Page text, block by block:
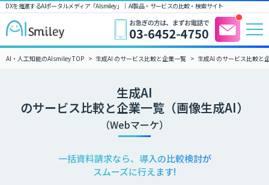
DXを推進するAIポータルメディア「AIsmiley」｜ AI製品・サービスの比較・検索サイト
AI・人工知能のAIsmiley TOP 生成AI のサービス比較と企業一覧 生成AI のサービス比較と
生成AI
のサービス比較と企業一覧（画像生成AI）
（Webマーケ）
一括資料請求なら、導入の比較検討が
スムーズに行えます!